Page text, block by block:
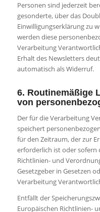
Personen sind jederzeit
gesonderte, über das
Einwilligungserklärung zu
werden diese
Verarbeitung
Erhalt des Newsletters
automatisch als Widerruf.
6. Routinemäßige
von
Der für die Verarbeitung
speichert
für den Zeitraum, der zur
erforderlich ist oder sofern
Richtlinien- und
Gesetzgeber in Gesetzen
Verarbeitung
Entfällt der
Europäischen Richtlinien-